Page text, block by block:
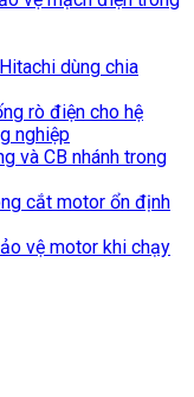
dùng chia
rò điện cho hệ
nghiệp
và CB nhánh trong
cắt motor ổn định
vệ motor khi chạy